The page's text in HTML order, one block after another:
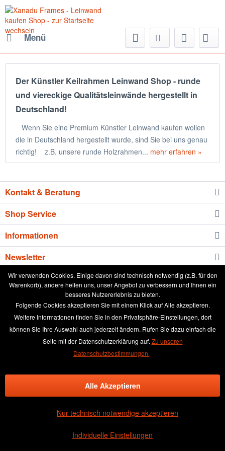
Menü
Der Künstler Keilrahmen Leinwand Shop - runde
und viereckige Qualitätsleinwände hergestellt in
Deutschland!
Wenn Sie eine Premium Künstler Leinwand kaufen wollen
die in Deutschland hergestellt wurde, sind Sie bei uns genau
richtig! z.B. unsere runde Holzrahmen... mehr erfahren »
Kontakt & Beratung
Shop Service
Informationen
Newsletter
* Alle Preise inkl. gesetzl. Mehrwertsteuer zzgl. Versandkostenund ggf.
Nachnahmegebühren, wenn nicht anders beschrieben
aktuelle Preisliste
Anleitung runde Leinwand wässern
Broschüre
Händler-Login
Kundenmeinungen
Über das Leinwand kaufen Team
Kontakt & Beratung
Rückgabe & Widerrufsrecht
Datenschutz
Wir verwenden Cookies. Einige davon sind technisch notwendig (z.B. für den
Warenkorb), andere helfen uns, unser Angebot zu verbessern und Ihnen ein
besseres Nutzererlebnis zu bieten.
Folgende Cookies akzeptieren Sie mit einem Klick auf Alle akzeptieren.
Weitere Informationen finden Sie in den Privatsphäre-Einstellungen, dort
können Sie Ihre Auswahl auch jederzeit ändern. Rufen Sie dazu einfach die
Seite mit der Datenschutzerklärung auf. Zu unseren
Datenschutzbestimmungen.
Individuelle Einstellungen
Nur technisch notwendige akzeptieren
Alle Akzeptieren
Bewertungen bei SHOPVOTE